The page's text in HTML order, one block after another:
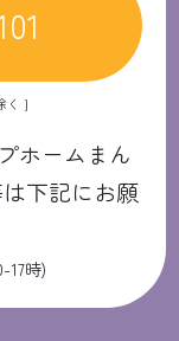
く ]
ホームまん
下記にお願
17時)